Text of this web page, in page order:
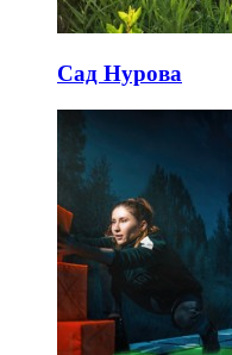
Сад Нурова